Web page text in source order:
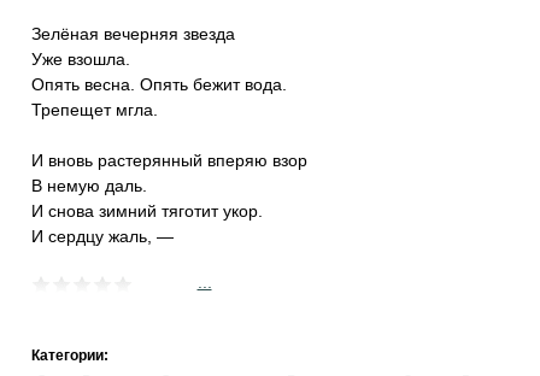
Зелёная вечерняя звезда
Уже взошла.
Опять весна. Опять бежит вода.
Трепещет мгла.
И вновь растерянный вперяю взор
В немую даль.
И снова зимний тяготит укор.
И сердцу жаль, —
Категории: